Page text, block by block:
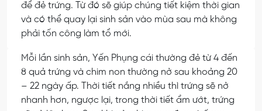
để đẻ trứng. Từ đó sẽ giúp chúng tiết kiệm thời gian
và có thể quay lại sinh sản vào mùa sau mà không
phải tốn công làm tổ mới.
Mỗi lần sinh sản, Yến Phụng cái thường đẻ từ 4 đến
8 quả trứng và chim non thường nở sau khoảng 20
– 22 ngày ấp. Thời tiết nắng nhiều thì trứng sẽ nở
nhanh hơn, ngược lại, trong thời tiết ẩm ướt, trứng